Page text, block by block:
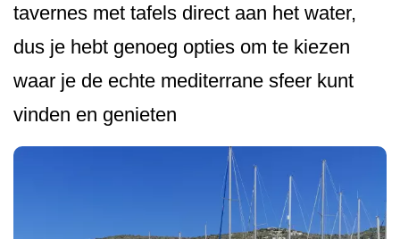
tavernes met tafels direct aan het water,
dus je hebt genoeg opties om te kiezen
waar je de echte mediterrane sfeer kunt
vinden en genieten